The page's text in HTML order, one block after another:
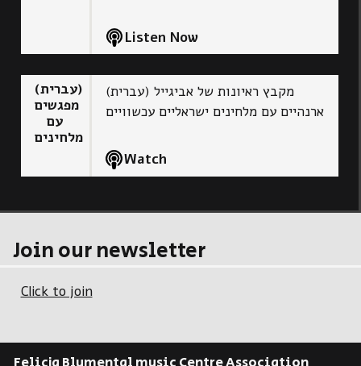
Listen Now
(עברית)
מפגשים
עם
מלחינים
(עברית) מקבץ ראיונות של אביגייל
ארנהיים עם מלחינים ישראליים עכשוויים
Watch
Join our newsletter
Click to join